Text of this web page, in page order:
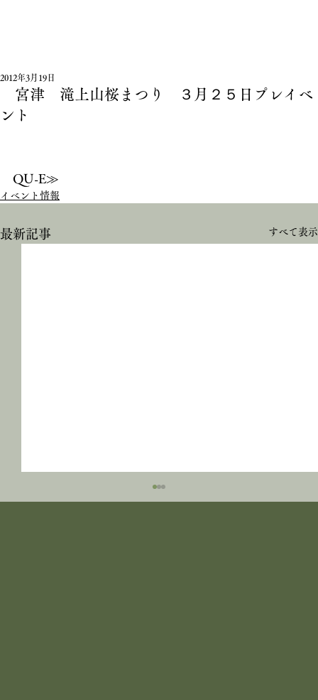
宮津 滝上山桜まつり ３月２５日プレイベ
ント
2012年3月19日
QU-E≫
イベント情報
最新記事 すべて表示